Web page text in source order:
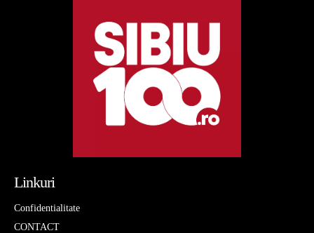
Linkuri
Confidentialitate
CONTACT